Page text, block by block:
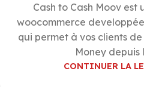
Cash to Cash Moov est
woocommerce
qui permet à vos clients
Money depuis
CONTINUER LA